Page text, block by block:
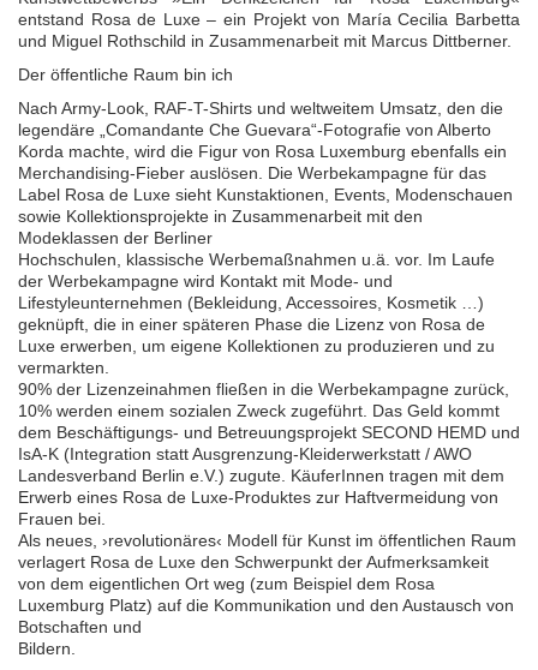
entstand Rosa de Luxe – ein Projekt von María Cecilia Barbetta
und Miguel Rothschild in Zusammenarbeit mit Marcus Dittberner.
Der öffentliche Raum bin ich
Nach Army-Look, RAF-T-Shirts und weltweitem Umsatz, den die
legendäre „Comandante Che Guevara“-Fotografie von Alberto
Korda machte, wird die Figur von Rosa Luxemburg ebenfalls ein
Merchandising-Fieber auslösen. Die Werbekampagne für das
Label Rosa de Luxe sieht Kunstaktionen, Events, Modenschauen
sowie Kollektionsprojekte in Zusammenarbeit mit den
Modeklassen der Berliner
Hochschulen, klassische Werbemaßnahmen u.ä. vor. Im Laufe
der Werbekampagne wird Kontakt mit Mode- und
Lifestyleunternehmen (Bekleidung, Accessoires, Kosmetik …)
geknüpft, die in einer späteren Phase die Lizenz von Rosa de
Luxe erwerben, um eigene Kollektionen zu produzieren und zu
vermarkten.
90% der Lizenzeinahmen fließen in die Werbekampagne zurück,
10% werden einem sozialen Zweck zugeführt. Das Geld kommt
dem Beschäftigungs- und Betreuungsprojekt SECOND HEMD und
IsA-K (Integration statt Ausgrenzung-Kleiderwerkstatt / AWO
Landesverband Berlin e.V.) zugute. KäuferInnen tragen mit dem
Erwerb eines Rosa de Luxe-Produktes zur Haftvermeidung von
Frauen bei.
Als neues, ›revolutionäres‹ Modell für Kunst im öffentlichen Raum
verlagert Rosa de Luxe den Schwerpunkt der Aufmerksamkeit
von dem eigentlichen Ort weg (zum Beispiel dem Rosa
Luxemburg Platz) auf die Kommunikation und den Austausch von
Botschaften und
Bildern.